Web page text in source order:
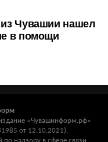
Чувашии нашел
в помощи
«Чувашинформ.рф»
от 12.10.2021),